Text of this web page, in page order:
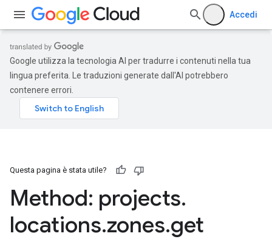
Accedi
Google utilizza la tecnologia AI per tradurre i contenuti nella tua
lingua preferita. Le traduzioni generate dall'AI potrebbero
contenere errori.
Questa pagina è stata utile?
Method: projects.
locations.zones.get